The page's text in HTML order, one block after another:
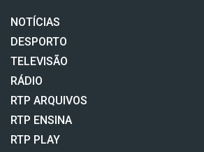
NOTÍCIAS
DESPORTO
TELEVISÃO
RÁDIO
RTP ARQUIVOS
RTP ENSINA
RTP PLAY